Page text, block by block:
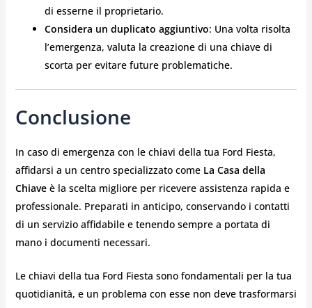
di esserne il proprietario.
Considera un duplicato aggiuntivo: Una volta risolta
l’emergenza, valuta la creazione di una chiave di
scorta per evitare future problematiche.
Conclusione
In caso di emergenza con le chiavi della tua Ford Fiesta,
affidarsi a un centro specializzato come La Casa della
Chiaveè la scelta migliore per ricevere assistenza rapida e
professionale. Preparati in anticipo, conservando i contatti
di un servizio affidabile e tenendo sempre a portata di
mano i documenti necessari.
Le chiavi della tua Ford Fiesta sono fondamentali per la tua
quotidianità, e un problema con esse non deve trasformarsi